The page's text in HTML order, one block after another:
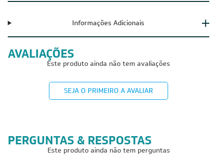
Informações Adicionais
AVALIAÇÕES
Este produto ainda não tem avaliações
SEJA O PRIMEIRO A AVALIAR
PERGUNTAS & RESPOSTAS
Este produto ainda não tem perguntas